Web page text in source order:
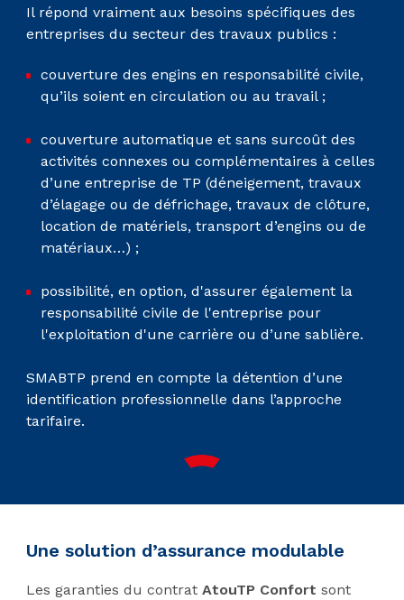
Il répond vraiment aux besoins spécifiques des
entreprises du secteur des travaux publics :
couverture des engins en responsabilité civile,
qu’ils soient en circulation ou au travail ;
couverture automatique et sans surcoût des
activités connexes ou complémentaires à celles
d’une entreprise de TP (déneigement, travaux
d’élagage ou de défrichage, travaux de clôture,
location de matériels, transport d’engins ou de
matériaux…) ;
possibilité, en option, d'assurer également la
responsabilité civile de l'entreprise pour
l'exploitation d'une carrière ou d’une sablière.
SMABTP prend en compte la détention d’une
identification professionnelle dans l’approche
tarifaire.
Une solution d’assurance modulable
Les garanties du contrat AtouTP Confort sont